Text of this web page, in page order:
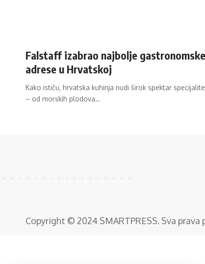
Falstaff izabrao najbolje gastronomske
adrese u Hrvatskoj
Kako ističu, hrvatska kuhinja nudi širok spektar
– od morskih plodova…
Copyright © 2024 SMARTPRESS. Sva prava